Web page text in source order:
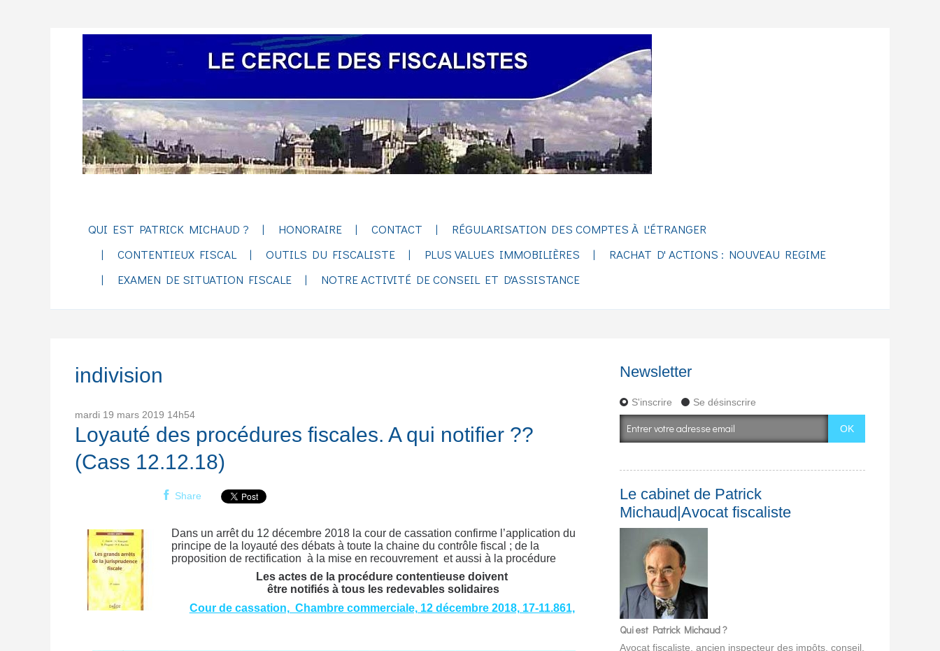
QUI EST PATRICK MICHAUD ? HONORAIRE CONTACT
RÉGULARISATION DES COMPTES À L'ÉTRANGER
CONTENTIEUX FISCAL
OUTILS DU FISCALISTE PLUS VALUES IMMOBILIÈRES
RACHAT D' ACTIONS : NOUVEAU REGIME
EXAMEN DE SITUATION FISCALE
NOTRE ACTIVITÉ DE CONSEIL ET D'ASSISTANCE
indivision
mardi 19 mars 2019 14h54
Loyauté des procédures fiscales. A qui notifier ??
(Cass 12.12.18)
Share
Dans un arrêt du 12 décembre 2018 la cour de cassation confirme l’application du
principe de la loyauté des débats à toute la chaine du contrôle fiscal ; de la
proposition de rectification à la mise en recouvrement et aussi à la procédure
Les actes de la procédure contentieuse doivent
être notifiés à tous les redevables solidaires
Cour de cassation, Chambre commerciale, 12 décembre 2018, 17-11.861,
Newsletter
S'inscrire Se désinscrire
Le cabinet de Patrick
Michaud|Avocat fiscaliste
Qui est Patrick Michaud ?
Avocat fiscaliste, ancien inspecteur des impôts, conseil,